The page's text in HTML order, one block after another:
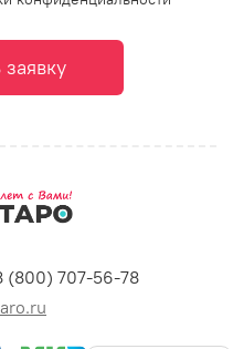
(800) 707-56-78